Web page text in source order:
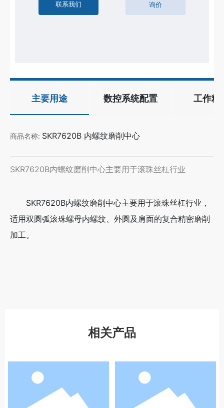
联系我们 询价
主要用途 数控系统配置 工作精
商品名称: SKR7620B 内螺纹磨削中心
SKR7620B内螺纹磨削中心主要用于滚珠丝杠行业
SKR7620B内螺纹磨削中心主要用于滚珠丝杠行业，
适用双圆弧滚珠螺母内螺纹、外圆及肩面的复合精密磨削
加工。
相关产品